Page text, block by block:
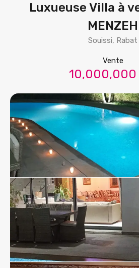
Luxueuse Villa à
MENZEH
Souissi, Rabat
Vente
10,000,000